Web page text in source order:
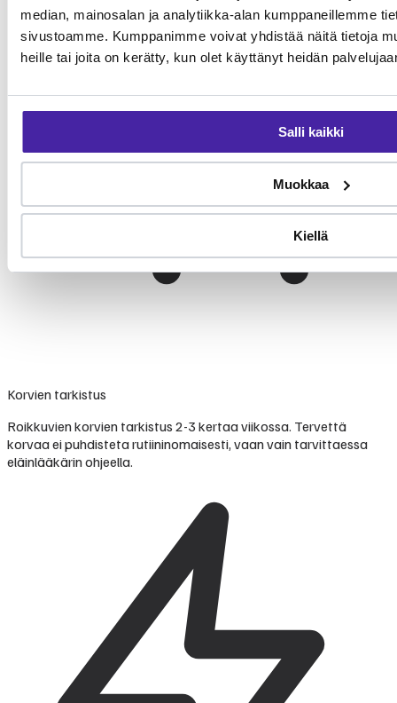
median, mainosalan ja analytiikka-alan kumppaneillemme
sivustoamme. Kumppanimme voivat yhdistää näitä tietoja
heille tai joita on kerätty, kun olet käyttänyt heidän
Salli kaikki
Muokkaa
Kiellä
Korvien tarkistus
Roikkuvien korvien tarkistus 2-3 kertaa viikossa. Tervettä
korvaa ei puhdisteta rutiininomaisesti, vaan vain tarvittaessa
eläinlääkärin ohjeella.